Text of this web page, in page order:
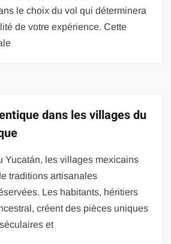
le choix du vol qui déterminera
de votre expérience. Cette
dans les villages du
Yucatán, les villages mexicains
traditions artisanales
Les habitants, héritiers
créent des pièces uniques
et